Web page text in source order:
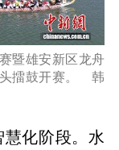
暨雄安新区龙舟
头擂鼓开赛。 韩
化阶段。水